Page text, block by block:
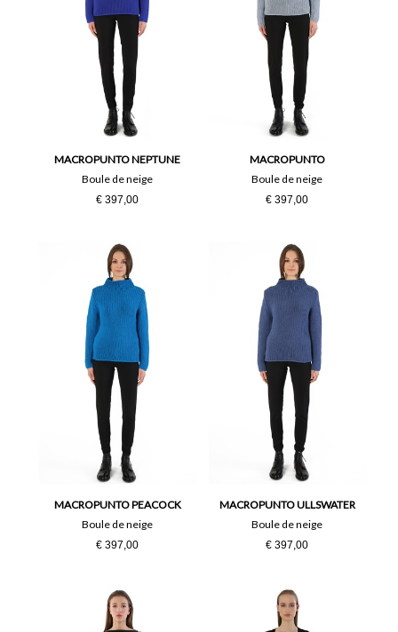
MACROPUNTO NEPTUNE
Boule de neige
€ 397,00
MACROPUNTO
Boule de neige
€ 397,00
MACROPUNTO PEACOCK
Boule de neige
€ 397,00
MACROPUNTO ULLSWATER
Boule de neige
€ 397,00